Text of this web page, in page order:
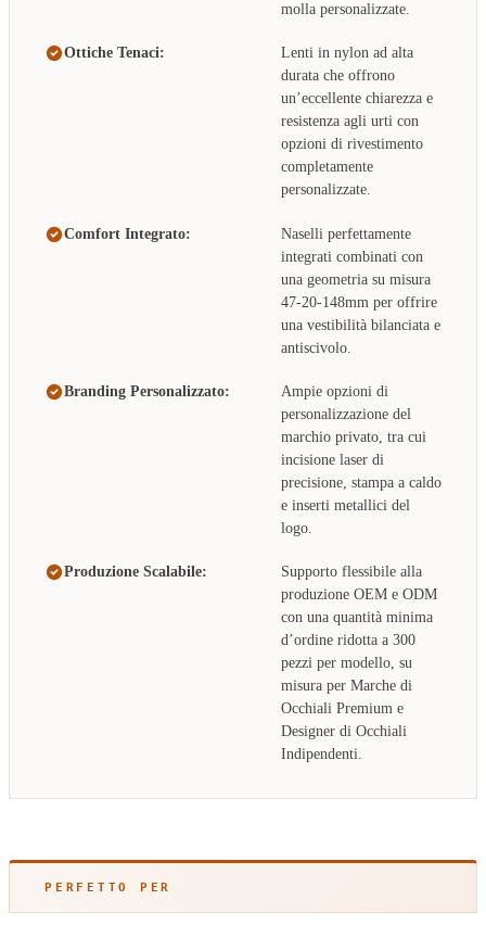
molla personalizzate.
Ottiche Tenaci:
Lenti in nylon ad alta
durata che offrono
un’eccellente chiarezza e
resistenza agli urti con
opzioni di rivestimento
completamente
personalizzate.
Comfort Integrato:
Naselli perfettamente
integrati combinati con
una geometria su misura
47-20-148mm per offrire
una vestibilità bilanciata e
antiscivolo.
Branding Personalizzato:
Ampie opzioni di
personalizzazione del
marchio privato, tra cui
incisione laser di
precisione, stampa a caldo
e inserti metallici del
logo.
Produzione Scalabile:
Supporto flessibile alla
produzione OEM e ODM
con una quantità minima
d’ordine ridotta a 300
pezzi per modello, su
misura per Marche di
Occhiali Premium e
Designer di Occhiali
Indipendenti.
PERFETTO PER